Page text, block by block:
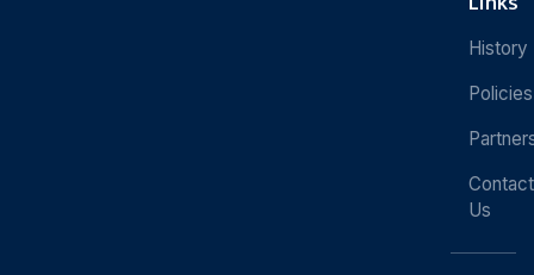
History
Policies
Contact
Us